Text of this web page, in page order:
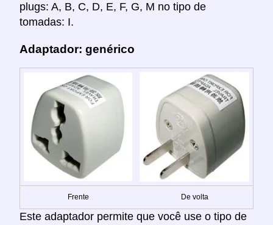
plugs: A, B, C, D, E, F, G, M no tipo de
tomadas: I.
Adaptador: genérico
Frente De volta
Este adaptador permite que você use o tipo de